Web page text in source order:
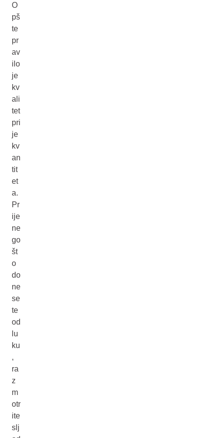
O
pš
te
pr
av
ilo
je
kv
ali
tet
pri
je
kv
an
tit
et
a.
Pr
ije
ne
go
št
o
do
ne
se
te
od
lu
ku
,
ra
z
m
otr
ite
slj